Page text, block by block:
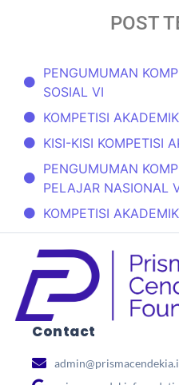
POST
PENGUMUMAN
SOSIAL VI
KOMPETISI
KISI-KISI KOMPETISI
PENGUMUMAN
PELAJAR NASIONAL
KOMPETISI
Contact